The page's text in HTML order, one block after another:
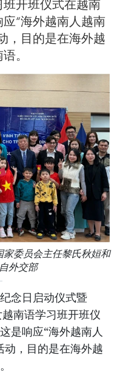
开班仪式在越南
“海外越南人越南
，目的是在海外越
。
委员会主任黎氏秋姮和
外交部
念日启动仪式暨
南语学习班开班仪
是响应“海外越南人
动，目的是在海外越